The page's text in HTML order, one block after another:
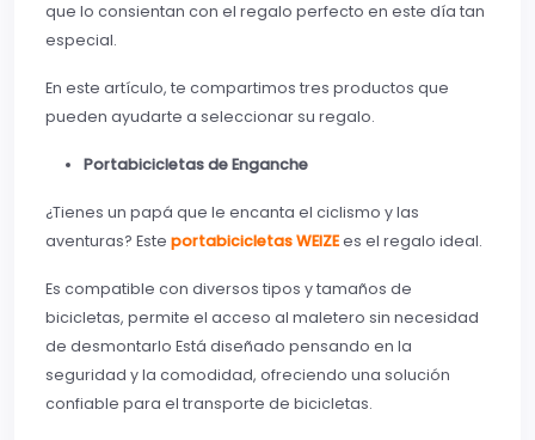
que lo consientan con el regalo perfecto en este día tan
especial.
En este artículo, te compartimos tres productos que
pueden ayudarte a seleccionar su regalo.
Portabicicletas de Enganche
¿Tienes un papá que le encanta el ciclismo y las
aventuras? Este portabicicletas WEIZEes el regalo ideal.
Es compatible con diversos tipos y tamaños de
bicicletas, permite el acceso al maletero sin necesidad
de desmontarlo Está diseñado pensando en la
seguridad y la comodidad, ofreciendo una solución
confiable para el transporte de bicicletas.